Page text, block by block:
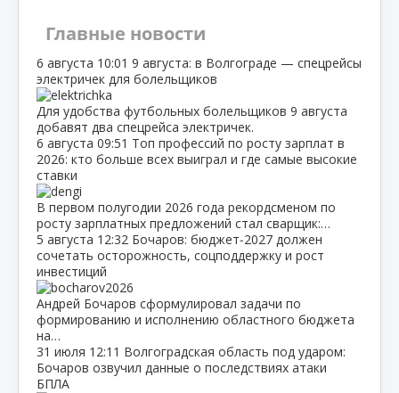
Главные новости
6 августа 10:01 9 августа: в Волгограде — спецрейсы
электричек для болельщиков
Для удобства футбольных болельщиков 9 августа
добавят два спецрейса электричек.
6 августа 09:51 Топ профессий по росту зарплат в
2026: кто больше всех выиграл и где самые высокие
ставки
В первом полугодии 2026 года рекордсменом по
росту зарплатных предложений стал сварщик:…
5 августа 12:32 Бочаров: бюджет‑2027 должен
сочетать осторожность, соцподдержку и рост
инвестиций
Андрей Бочаров сформулировал задачи по
формированию и исполнению областного бюджета
на…
31 июля 12:11 Волгоградская область под ударом:
Бочаров озвучил данные о последствиях атаки
БПЛА